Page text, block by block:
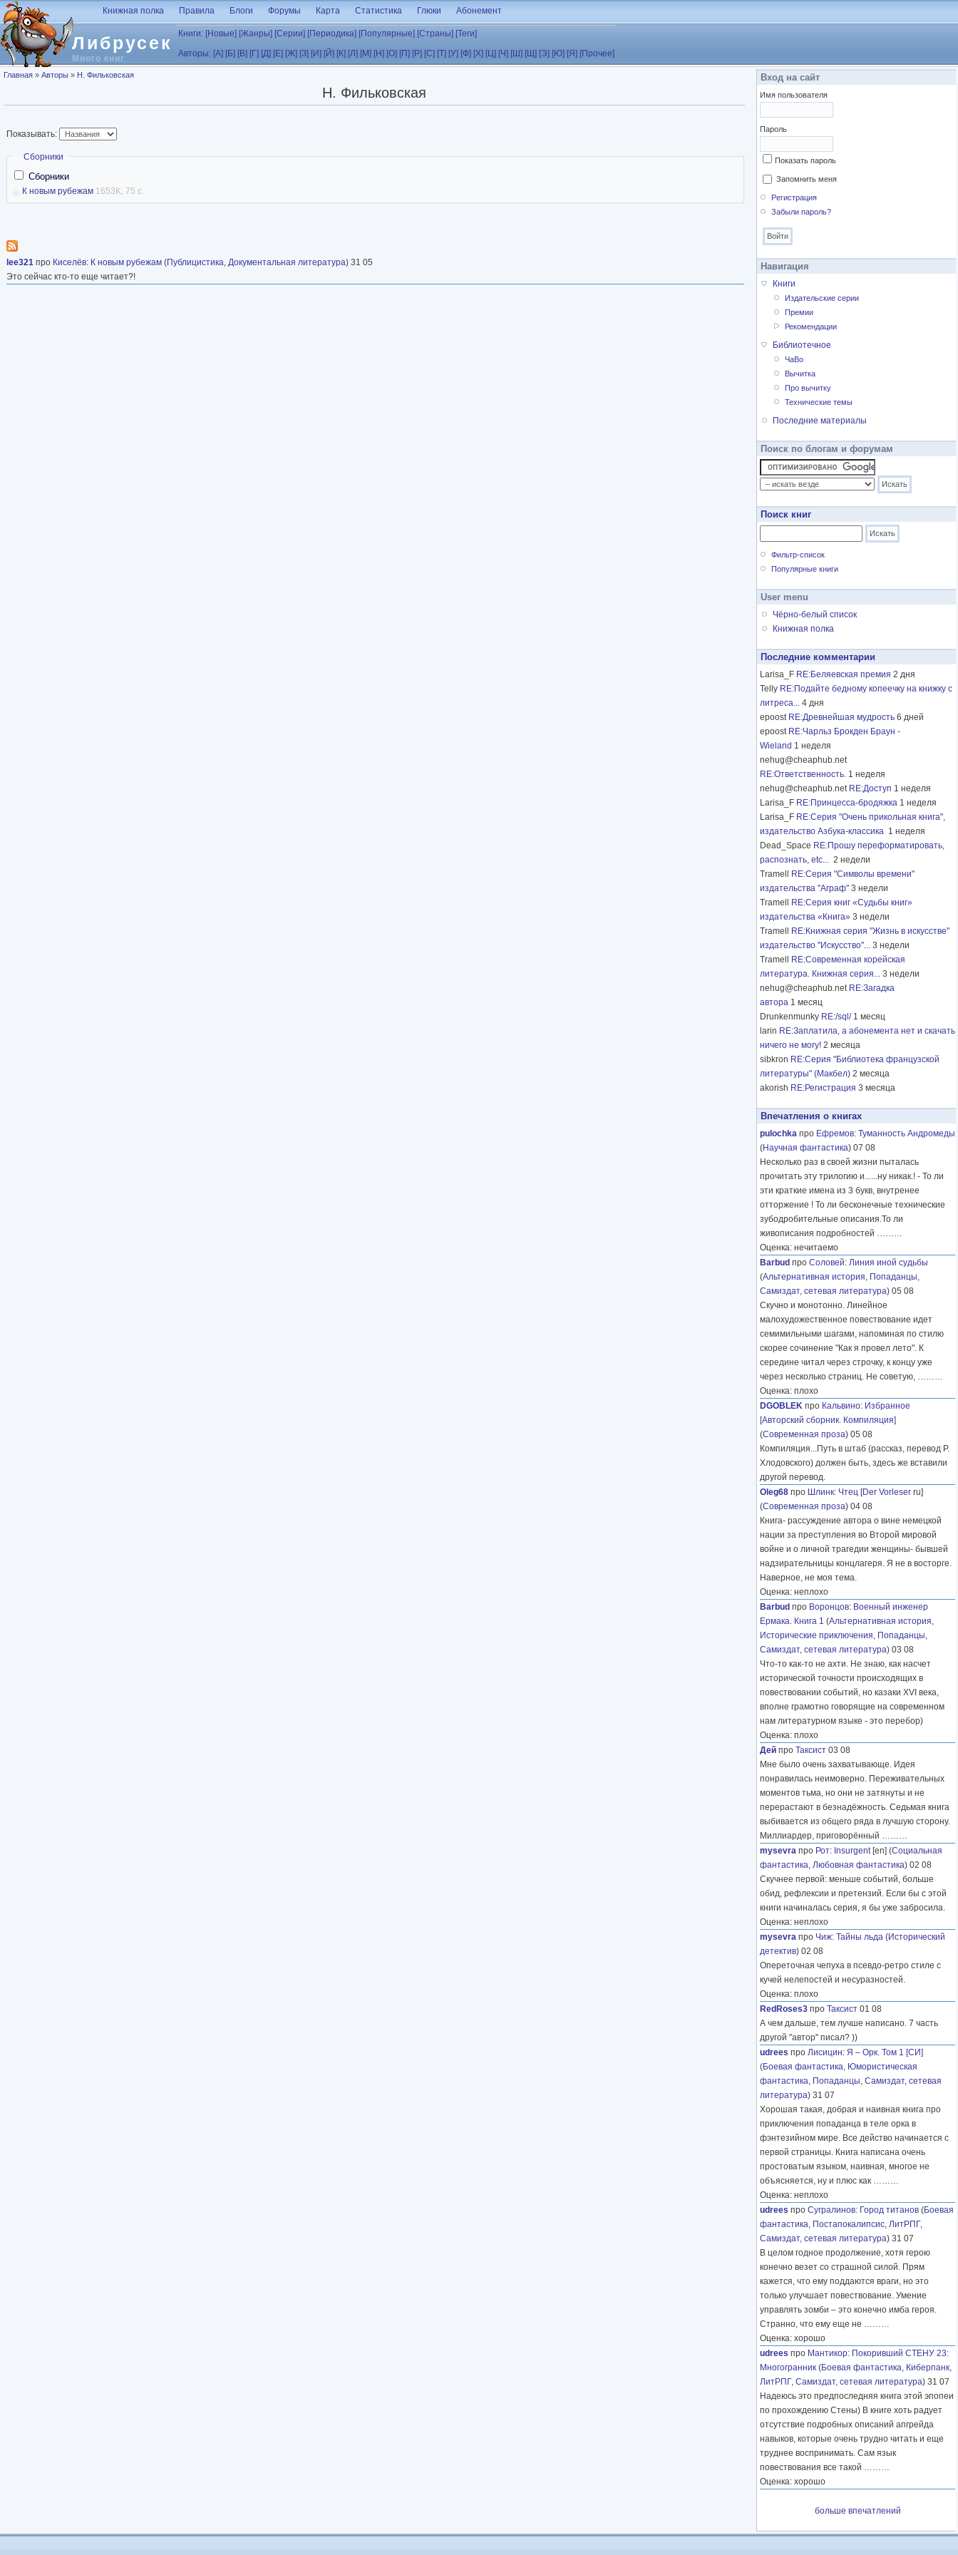
Перейти к основному содержанию
Либрусек
Много книг
Книжная полка Правила Блоги Форумы Карта Статистика Глюки Абонемент
Книги: [Новые] [Жанры] [Серии] [Периодика] [Популярные] [Страны] [Теги]
Авторы: [А] [Б] [В] [Г] [Д] [Е] [Ж] [З] [И] [Й] [К] [Л] [М] [Н] [О] [П] [Р] [С] [Т] [У] [Ф] [Х] [Ц] [Ч] [Ш] [Щ] [Э] [Ю] [Я] [Прочее]
Вы здесь
Главная » Авторы » Н. Фильковская
Н. Фильковская
Показывать:
Скрыть
Сборники
Сборники
К новым рубежам 1653K, 75 с.
lee321 про Киселёв: К новым рубежам (Публицистика, Документальная литература) 31 05
Это сейчас кто-то еще читает?!
Вход на сайт
Имя пользователя
Пароль
Показать пароль
Запомнить меня
Регистрация
Забыли пароль?
Навигация
Книги
Издательские серии
Премии
Рекомендации
Библиотечное
ЧаВо
Вычитка
Про вычитку
Технические темы
Последние материалы
Поиск по блогам и форумам
Поиск книг
Фильтр-список
Популярные книги
User menu
Чёрно-белый список
Книжная полка
Последние комментарии
Larisa_F RE:Беляевская премия 2 дня
Telly RE:Подайте бедному копеечку на книжку с
литреса... 4 дня
epoost RE:Древнейшая мудрость 6 дней
epoost RE:Чарльз Брокден Браун -
Wieland 1 неделя
nehug@cheaphub.net
RE:Ответственность. 1 неделя
nehug@cheaphub.net RE:Доступ 1 неделя
Larisa_F RE:Принцесса-бродяжка 1 неделя
Larisa_F RE:Серия "Очень прикольная книга",
издательство Азбука-классика 1 неделя
Dead_Space RE:Прошу переформатировать,
распознать, etc... 2 недели
Tramell
RE:Серия "Символы времени"
издательства "Аграф" 3 недели
Tramell
RE:Серия книг «Судьбы книг»
издательства «Книга» 3 недели
Tramell
RE:Книжная серия "Жизнь в искусстве"
издательство "Искусство"... 3 недели
Tramell
RE:Современная корейская
литература. Книжная серия... 3 недели
nehug@cheaphub.net RE:Загадка
автора 1 месяц
Drunkenmunky RE:/sql/ 1 месяц
larin RE:Заплатила, а абонемента нет и скачать
ничего не могу! 2 месяца
sibkron RE:Серия "Библиотека французской
литературы" (Макбел) 2 месяца
akorish RE:Регистрация 3 месяца
Впечатления о книгах
pulochka про Ефремов: Туманность Андромеды
(Научная фантастика) 07 08
Несколько раз в своей жизни пыталась
прочитать эту трилогию и......ну никак.! - То ли
эти краткие имена из 3 букв, внутренее
отторжение ! То ли бесконечные технические
зубодробительные описания.То ли
живописания подробностей ………
Оценка: нечитаемо
Barbud про Соловей: Линия иной судьбы
(Альтернативная история, Попаданцы,
Самиздат, сетевая литература) 05 08
Скучно и монотонно. Линейное
малохудожественное повествование идет
семимильными шагами, напоминая по стилю
скорее сочинение "Как я провел лето". К
середине читал через строчку, к концу уже
через несколько страниц. Не советую, ………
Оценка: плохо
DGOBLEK про Кальвино: Избранное
[Авторский сборник. Компиляция]
(Современная проза) 05 08
Компиляция...Путь в штаб (рассказ, перевод Р.
Хлодовского) должен быть, здесь же вставили
другой перевод.
Oleg68 про Шлинк: Чтец [Der Vorleser ru]
(Современная проза) 04 08
Книга- рассуждение автора о вине немецкой
нации за преступления во Второй мировой
войне и о личной трагедии женщины- бывшей
надзирательницы концлагеря. Я не в восторге.
Наверное, не моя тема.
Оценка: неплохо
Barbud про Воронцов: Военный инженер
Ермака. Книга 1 (Альтернативная история,
Исторические приключения, Попаданцы,
Самиздат, сетевая литература) 03 08
Что-то как-то не ахти. Не знаю, как насчет
исторической точности происходящих в
повествовании событий, но казаки XVI века,
вполне грамотно говорящие на современном
нам литературном языке - это перебор)
Оценка: плохо
Дей про Таксист 03 08
Мне было очень захватывающе. Идея
понравилась неимоверно. Переживательных
моментов тьма, но они не затянуты и не
перерастают в безнадёжность. Седьмая книга
выбивается из общего ряда в лучшую сторону.
Миллиардер, приговорённый ………
mysevra про Рот: Insurgent[en] (Социальная
фантастика, Любовная фантастика) 02 08
Скучнее первой: меньше событий, больше
обид, рефлексии и претензий. Если бы с этой
книги начиналась серия, я бы уже забросила.
Оценка: неплохо
mysevra про Чиж: Тайны льда (Исторический
детектив) 02 08
Опереточная чепуха в псевдо-ретро стиле с
кучей нелепостей и несуразностей.
Оценка: плохо
RedRoses3 про Таксист 01 08
А чем дальше, тем лучше написано. 7 часть
другой "автор" писал? ))
udrees про Лисицин: Я – Орк. Том 1 [СИ]
(Боевая фантастика, Юмористическая
фантастика, Попаданцы, Самиздат, сетевая
литература) 31 07
Хорошая такая, добрая и наивная книга про
приключения попаданца в теле орка в
фэнтезийном мире. Все действо начинается с
первой страницы. Книга написана очень
простоватым языком, наивная, многое не
объясняется, ну и плюс как ………
Оценка: неплохо
udrees про Сугралинов: Город титанов (Боевая
фантастика, Постапокалипсис, ЛитРПГ,
Самиздат, сетевая литература) 31 07
В целом годное продолжение, хотя герою
конечно везет со страшной силой. Прям
кажется, что ему поддаются враги, но это
только улучшает повествование. Умение
управлять зомби – это конечно имба героя.
Странно, что ему еще не ………
Оценка: хорошо
udrees про Мантикор: Покоривший СТЕНУ 23:
Многогранник (Боевая фантастика, Киберпанк,
ЛитРПГ, Самиздат, сетевая литература) 31 07
Надеюсь это предпоследняя книга этой эпопеи
по прохождению Стены) В книге хоть радует
отсутствие подробных описаний апгрейда
навыков, которые очень трудно читать и еще
труднее воспринимать. Сам язык
повествования все такой ………
Оценка: хорошо
больше впечатлений